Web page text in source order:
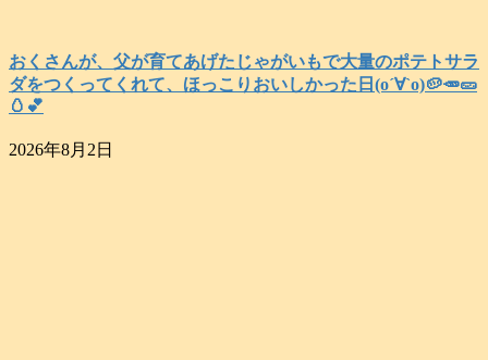
おくさんが、父が育てあげたじゃがいもで大量のポテトサラ
ダをつくってくれて、ほっこりおいしかった日(о´∀`о)🥔🥕🥒
🥚💕
2026年8月2日